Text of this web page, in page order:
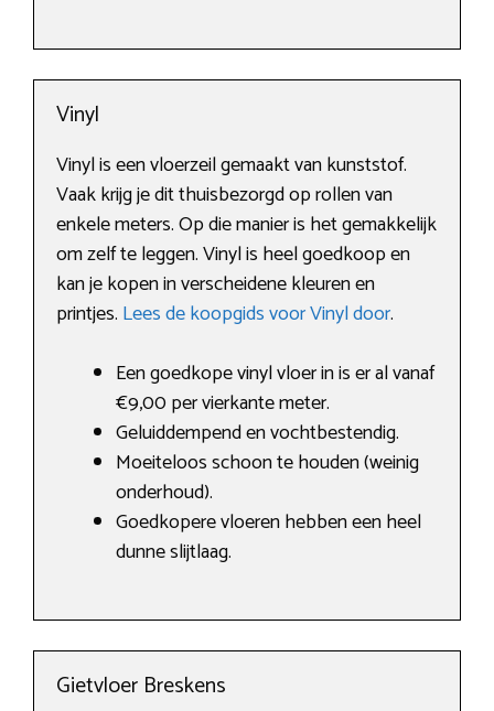
Vinyl
Vinyl is een vloerzeil gemaakt van kunststof.
Vaak krijg je dit thuisbezorgd op rollen van
enkele meters. Op die manier is het gemakkelijk
om zelf te leggen. Vinyl is heel goedkoop en
kan je kopen in verscheidene kleuren en
printjes. Lees de koopgids voor Vinyl door.
Een goedkope vinyl vloer in is er al vanaf
€9,00 per vierkante meter.
Geluiddempend en vochtbestendig.
Moeiteloos schoon te houden (weinig
onderhoud).
Goedkopere vloeren hebben een heel
dunne slijtlaag.
Gietvloer Breskens